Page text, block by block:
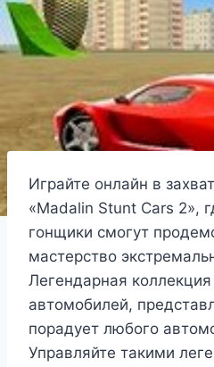
Играйте онлайн в
«Madalin Stunt Cars 2»,
гонщики смогут
мастерство
Легендарная
автомобилей,
порадует любого
Управляйте такими